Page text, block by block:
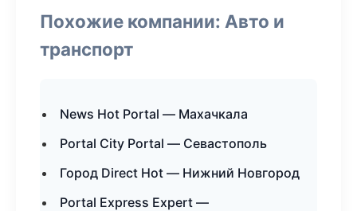
Похожие компании: Авто и
транспорт
News Hot Portal — Махачкала
Portal City Portal — Севастополь
Город Direct Hot — Нижний Новгород
Portal Express Expert —